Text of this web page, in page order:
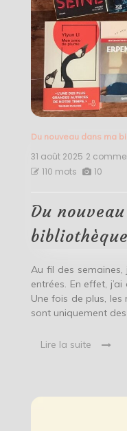
Du nouveau dans ma
31 août 2025 2
110 mots 10
Du
Au fil des
entrées. En effet,
Une fois de plus, les
sont uniquement
Lire la suite